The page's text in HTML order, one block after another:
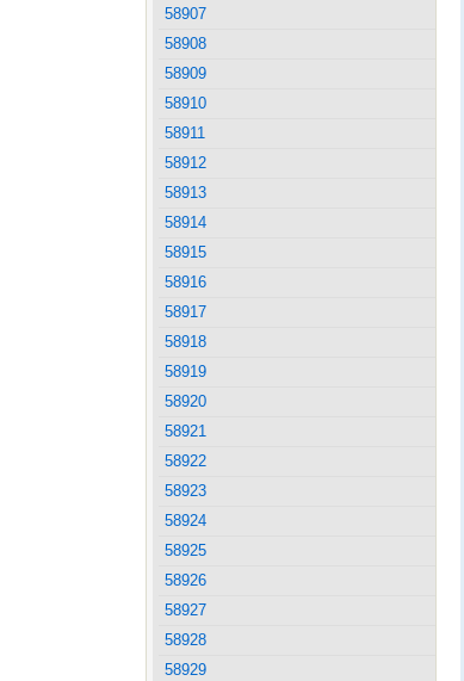
58907
58908
58909
58910
58911
58912
58913
58914
58915
58916
58917
58918
58919
58920
58921
58922
58923
58924
58925
58926
58927
58928
58929